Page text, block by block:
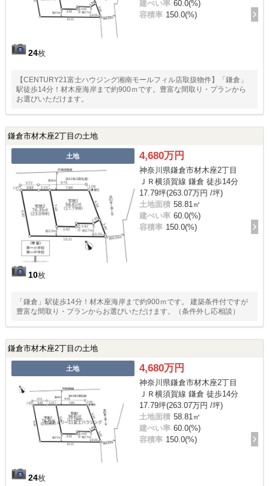
24枚
建ぺい率 60.0(%)
容積率 150.0(%)
【CENTURY21富士ハウジング湘南モールフィル店取扱物件】「鎌倉」
駅徒歩14分！材木座海岸まで約900ｍです。豊富な間取り・プランから
お選びいただけます。
鎌倉市材木座2丁目の土地
土地
10枚
4,680万円
神奈川県鎌倉市材木座2丁目
ＪＲ横須賀線 鎌倉 徒歩14分
17.79坪(263.07万円 /坪)
土地面積 58.81㎡
建ぺい率 60.0(%)
容積率 150.0(%)
「鎌倉」駅徒歩14分！材木座海岸まで約900ｍです。 建築条件付ですが
豊富な間取り・プランからお選びいただけます。（条件外し応相談）
鎌倉市材木座2丁目の土地
土地
24枚
4,680万円
神奈川県鎌倉市材木座2丁目
ＪＲ横須賀線 鎌倉 徒歩14分
17.79坪(263.07万円 /坪)
土地面積 58.81㎡
建ぺい率 60.0(%)
容積率 150.0(%)